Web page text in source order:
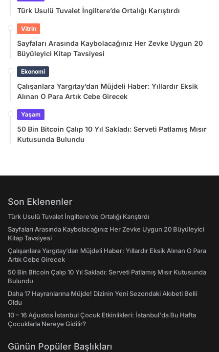
Türk Usulü Tuvalet İngiltere’de Ortalığı Karıştırdı
Vitrin
Sayfaları Arasında Kaybolacağınız Her Zevke Uygun 20
Büyüleyici Kitap Tavsiyesi
Ekonomi
Çalışanlara Yargıtay’dan Müjdeli Haber: Yıllardır Eksik
Alınan O Para Artık Cebe Girecek
Yaşam
50 Bin Bitcoin Çalıp 10 Yıl Sakladı: Serveti Patlamış Mısır
Kutusunda Bulundu
Son Eklenenler
Türk Usulü Tuvalet İngiltere’de Ortalığı Karıştırdı
Sayfaları Arasında Kaybolacağınız Her Zevke Uygun 20 Büyüleyici
Kitap Tavsiyesi
Çalışanlara Yargıtay’dan Müjdeli Haber: Yıllardır Eksik Alınan O Para
Artık Cebe Girecek
50 Bin Bitcoin Çalıp 10 Yıl Sakladı: Serveti Patlamış Mısır Kutusunda
Bulundu
Daha 17 Hayranlarına Müjde! Dizinin Yeni Sezondaki Akıbeti Belli
Oldu
10 – 16 Ağustos İstanbul Çocuk Etkinlikleri: İstanbul'da Bu Hafta
Çocuklarla Nereye Gidilir?
Günün Popüler Başlıkları